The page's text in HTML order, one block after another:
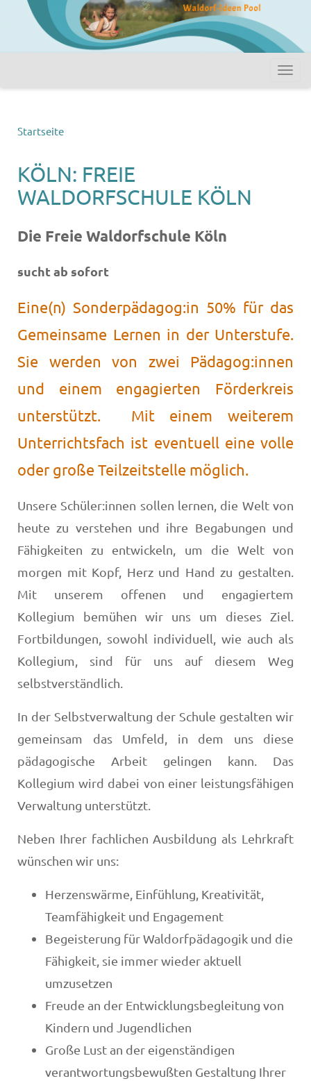
Startseite
KÖLN: FREIE
WALDORFSCHULE KÖLN
Die Freie Waldorfschule Köln
sucht ab sofort
Eine(n) Sonderpädagog:in 50% für das
Gemeinsame Lernen in der Unterstufe.
Sie werden von zwei Pädagog:innen
und einem engagierten Förderkreis
unterstützt. Mit einem weiterem
Unterrichtsfach ist eventuell eine volle
oder große Teilzeitstelle möglich.
Unsere Schüler:innen sollen lernen, die Welt von
heute zu verstehen und ihre Begabungen und
Fähigkeiten zu entwickeln, um die Welt von
morgen mit Kopf, Herz und Hand zu gestalten.
Mit unserem offenen und engagiertem
Kollegium bemühen wir uns um dieses Ziel.
Fortbildungen, sowohl individuell, wie auch als
Kollegium, sind für uns auf diesem Weg
selbstverständlich.
In der Selbstverwaltung der Schule gestalten wir
gemeinsam das Umfeld, in dem uns diese
pädagogische Arbeit gelingen kann. Das
Kollegium wird dabei von einer leistungsfähigen
Verwaltung unterstützt.
Neben Ihrer fachlichen Ausbildung als Lehrkraft
wünschen wir uns:
Herzenswärme, Einfühlung, Kreativität,
Teamfähigkeit und Engagement
Begeisterung für Waldorfpädagogik und die
Fähigkeit, sie immer wieder aktuell
umzusetzen
Freude an der Entwicklungsbegleitung von
Kindern und Jugendlichen
Große Lust an der eigenständigen
verantwortungsbewußten Gestaltung Ihrer